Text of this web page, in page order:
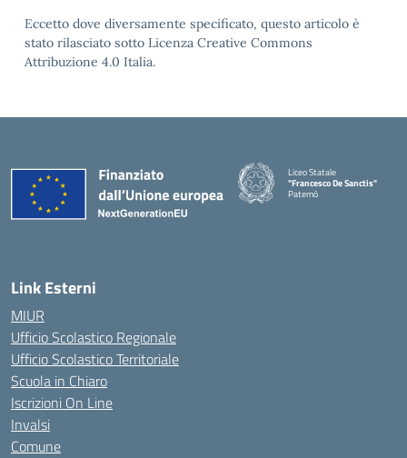
Eccetto dove diversamente specificato, questo articolo è
stato rilasciato sotto Licenza Creative Commons
Attribuzione 4.0 Italia.
Liceo Statale
"Francesco De Sanctis"
Paternò
Link Esterni
MIUR
Ufficio Scolastico Regionale
Ufficio Scolastico Territoriale
Scuola in Chiaro
Iscrizioni On Line
Invalsi
Comune